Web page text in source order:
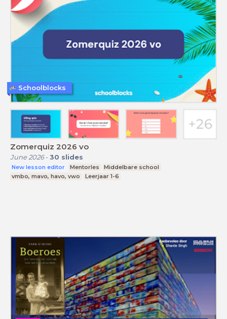
Zomerquiz 2026 vo
June 2026- 30 slides
New lesson editor Mentorles
Middelbare school
vmbo, mavo, havo, vwo
Leerjaar 1-6
Schoolblocks